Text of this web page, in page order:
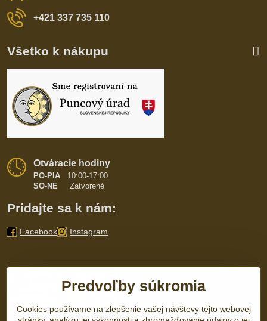
+421 337 735 110
Všetko k nákupu
Otváracie hodiny
PO-PIA
10:00-17:00
SO-NE Zatvorené
Pridajte sa k nám:
Facebook Instagram
Predvoľby súkromia
Cookies používame na zlepšenie vašej návštevy tejto webovej